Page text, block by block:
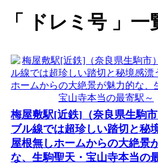
ドレミ号 一
梅屋敷駅[近鉄]（奈良県生駒
ブル線では超珍しい踏切と秘
屋根無しホームからの大絶景
な、生駒聖天・宝山寺本当の